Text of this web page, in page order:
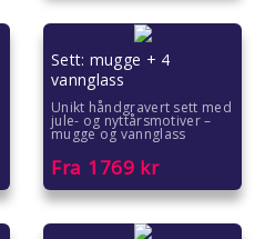
Sett: mugge + 4
vannglass
Unikt håndgravert sett med
jule- og nyttårsmotiver –
mugge og vannglass
Fra 1769 kr